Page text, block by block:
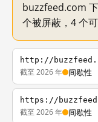
buzzfeed.com
个被屏蔽，4 个可
http://
截至 2026 年 间歇性
https://
截至 2026 年 间歇性